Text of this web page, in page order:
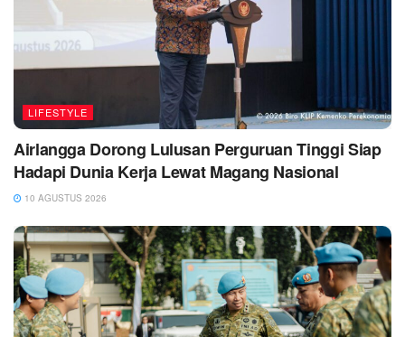
LIFESTYLE
Airlangga Dorong Lulusan Perguruan Tinggi Siap
Hadapi Dunia Kerja Lewat Magang Nasional
10 AGUSTUS 2026